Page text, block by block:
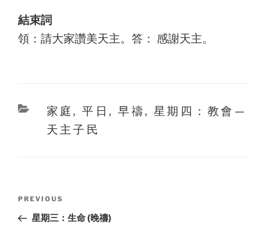
結束詞
領：請大家讚美天主。答： 感謝天主。
Categories
家庭 ,平日 ,早禱 ,星期四：教會—
天主子民
Previous
Post
PREVIOUS
星期三：生命 (晚禱)